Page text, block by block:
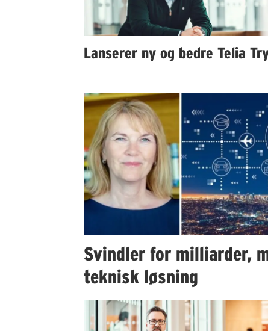
Lanserer ny og bedre Telia
Svindler for milliarder,
teknisk løsning